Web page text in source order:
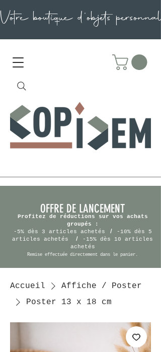
OFFRE DE LANCEMENT
Profitez de réductions sur vos achats
groupés :
-5% dès 3 articles achetés
/
-10% dès 5
articles achetés
/
-15% dès 10 articles
achetés
Remise effectuée directement dans le panier.
Accueil
Affiche / Poster
Poster 13 x 18 cm